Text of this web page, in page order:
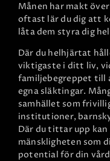
Månen har makt
oftast lär du dig att
låta dem styra dig
Där du helhjärtat
viktigaste i ditt liv,
familjebegreppet till
egna släktingar.
samhället som
institutioner,
Där du tittar upp kan
mänskligheten som
potential för din